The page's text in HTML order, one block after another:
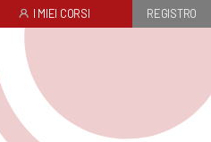
I MIEI CORSI REGISTRO